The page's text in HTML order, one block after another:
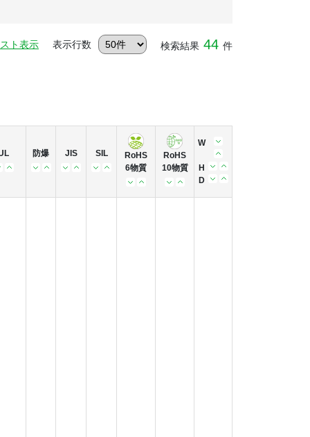
ト表示 表示行数 検索結果 44 件
防爆 JIS SIL
RoHS
6物質
RoHS
10物質
W
H
D